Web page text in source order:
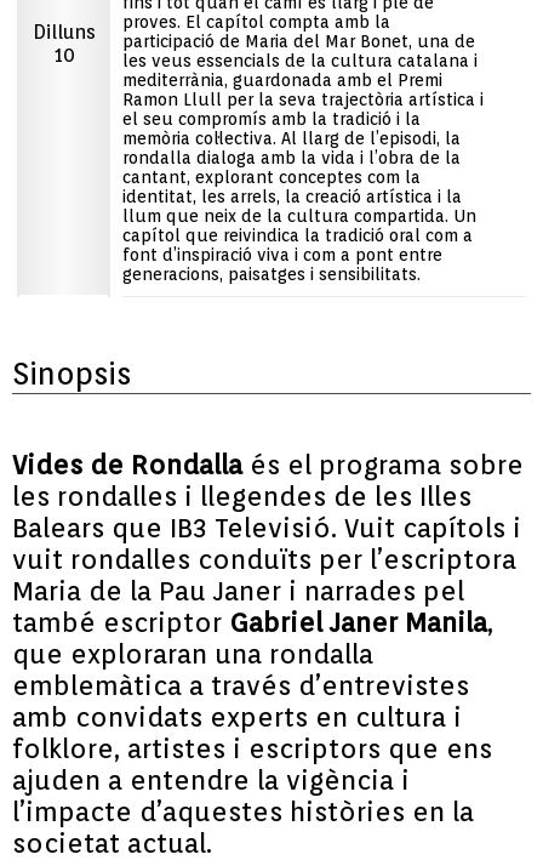
Dilluns
10
proves. El capítol compta amb la
participació de Maria del Mar Bonet, una de
les veus essencials de la cultura catalana i
mediterrània, guardonada amb el Premi
Ramon Llull per la seva trajectòria artística i
el seu compromís amb la tradició i la
memòria col·lectiva. Al llarg de l’episodi, la
rondalla dialoga amb la vida i l’obra de la
cantant, explorant conceptes com la
identitat, les arrels, la creació artística i la
llum que neix de la cultura compartida. Un
capítol que reivindica la tradició oral com a
font d’inspiració viva i com a pont entre
generacions, paisatges i sensibilitats.
Sinopsis
Vides de Rondallaés el programa sobre
les rondalles i llegendes de les Illes
Balears que IB3 Televisió. Vuit capítols i
vuit rondalles conduïts per l’escriptora
Maria de la Pau Janer i narrades pel
també escriptor Gabriel Janer Manila,
que exploraran una rondalla
emblemàtica a través d’entrevistes
amb convidats experts en cultura i
folklore, artistes i escriptors que ens
ajuden a entendre la vigència i
l’impacte d’aquestes històries en la
societat actual.